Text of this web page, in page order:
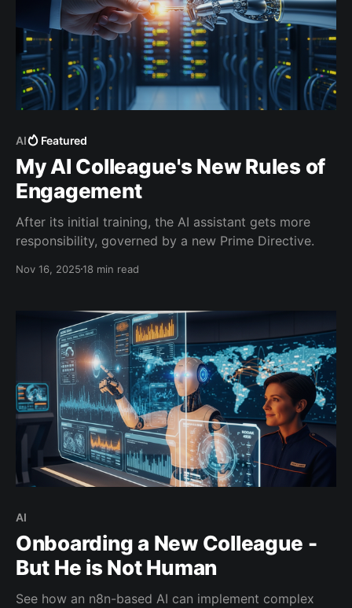
AI Featured
My AI Colleague's New Rules of
Engagement
After its initial training, the AI assistant gets more
responsibility, governed by a new Prime Directive.
Nov 16, 202518 min read
AI
Onboarding a New Colleague -
But He is Not Human
See how an n8n-based AI can implement complex